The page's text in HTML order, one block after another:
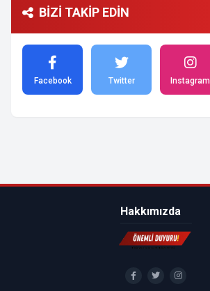
BİZİ TAKİP EDİN
Facebook Twitter Instagram
Hakkımızda